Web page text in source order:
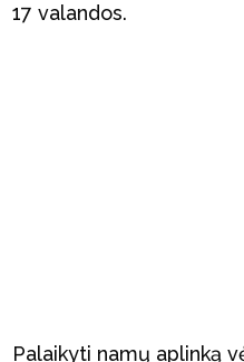
17 valandos.
Palaikyti namų aplinką